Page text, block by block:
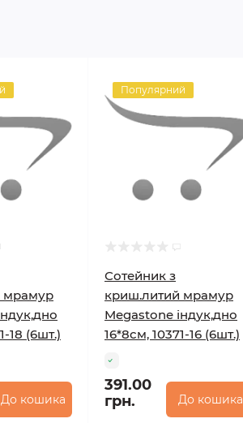
мрамур
18 (6шт.)
До кошика
Популярний
Сотейник з
криш.литий мрамур
Megastone індук,дно
16*8см, 10371-16 (6шт.)
391.00
грн.
До кошика